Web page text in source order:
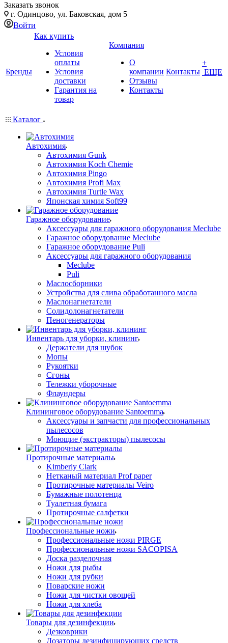
Заказать звонок
г. Одинцово, ул. Баковская, дом 5
Войти
Бренды
Как купить
Условия
оплаты
Условия
доставки
Гарантия на
товар
Компания
О
компании
Отзывы
Контакты
Контакты
+
ЕЩЕ
Каталог
Автохимия
Автохимия Gunk
Автохимия Koch Chemie
Автохимия Pingo
Автохимия Profi Max
Автохимия Turtle Wax
Японская химия Soft99
Гаражное оборудование
Аксессуары для гаражного оборудования Meclube
Гаражное оборудование Meclube
Гаражное оборудование Puli
Аксессуары для гаражного оборудования
Meclube
Puli
Маслосборники
Устройства для слива обработанного масла
Маслонагнетатели
Солидолонагнетатели
Пеногенераторы
Инвентарь для уборки, клининг
Держатели для шубок
Мопы
Рукоятки
Сгоны
Тележки уборочные
Флаундеры
Клининговое оборудование Santoemma
Аксессуары и запчасти для профессиональных
пылесосов
Моющие (экстракторы) пылесосы
Протирочные материалы
Kimberly Clark
Нетканый материал Prof paper
Протирочные материалы Veiro
Бумажные полотенца
Туалетная бумага
Протирочные салфетки
Профессиональные ножи
Профессиональные ножи PIRGE
Профессиональные ножи SACOPISA
Доска разделочная
Ножи для рыбы
Ножи для рубки
Поварские ножи
Ножи для чистки овощей
Ножи для хлеба
Товары для дезинфекции
Дезковрики
Дозаторы дезинфицирующих средств